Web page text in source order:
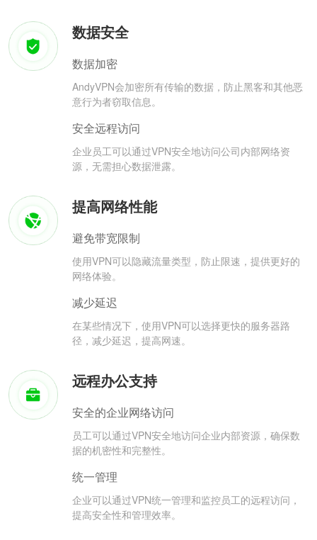
数据安全
数据加密
AndyVPN会加密所有传输的数据，防止黑客和其他恶
意行为者窃取信息。
安全远程访问
企业员工可以通过VPN安全地访问公司内部网络资
源，无需担心数据泄露。
提高网络性能
避免带宽限制
使用VPN可以隐藏流量类型，防止限速，提供更好的
网络体验。
减少延迟
在某些情况下，使用VPN可以选择更快的服务器路
径，减少延迟，提高网速。
远程办公支持
安全的企业网络访问
员工可以通过VPN安全地访问企业内部资源，确保数
据的机密性和完整性。
统一管理
企业可以通过VPN统一管理和监控员工的远程访问，
提高安全性和管理效率。